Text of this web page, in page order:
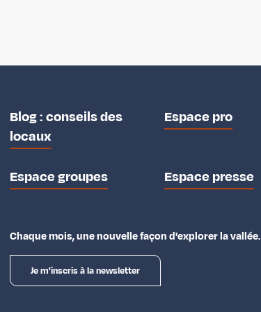
Blog : conseils des
locaux
Espace pro
Espace groupes Espace presse
Chaque mois, une nouvelle façon d'explorer la vallée.
Je m'inscris à la newsletter